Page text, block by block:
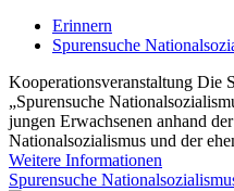
Erinnern
Spurensuche
Kooperationsveranstaltung Die
„Spurensuche
jungen Erwachsenen anhand
Nationalsozialismus und der
Weitere Informationen
Spurensuche